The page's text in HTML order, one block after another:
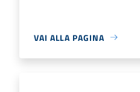
VAI ALLA PAGINA